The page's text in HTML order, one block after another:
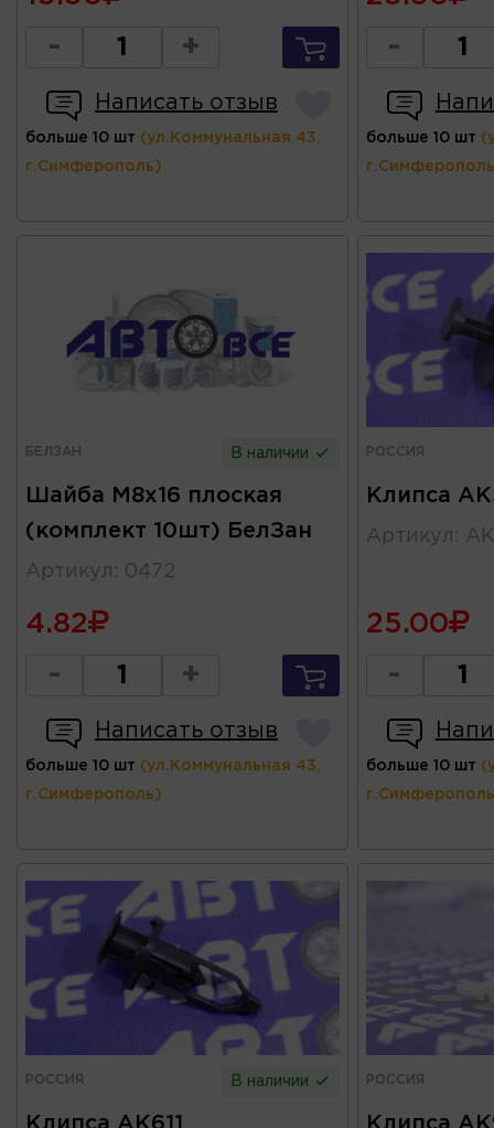
- +
Написать отзыв
больше 10 шт (ул.Коммунальная 43,
г.Симферополь)
-
больше 10 шт
БЕЛЗАН В наличии
Шайба М8х16 плоская
(комплект 10шт) БелЗан
Артикул : 0472
4.82
- +
Написать отзыв
больше 10 шт (ул.Коммунальная 43,
г.Симферополь)
РОССИЯ
Клипса
Артикул :
25.00
-
больше 10 шт
РОССИЯ В наличии
Клипса AK611
РОССИЯ
Клипса